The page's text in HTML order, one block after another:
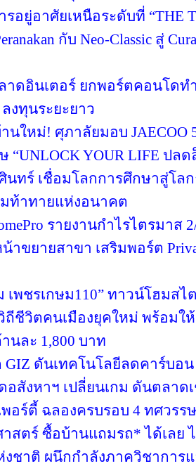
อยู่อาศัยเหนือระดับที่ “THE
กับ Neo-Classic สู่
าดอินเตอร์ ยกพอร์ตคอนโดท
งทุนระยะยาว
านใหม่! ศุภาลัยมอบ
“UNLOCK YOUR LIFE ปล
นทร์ เชื่อมโลกการศึกษาสู่โลก
ท้าทายแห่งอนาคต
รายงานกำไรไตรมาส
าขยายสาขา เสริมพอร์ต
เพชรเกษม110” ทาวน์โฮมส
ถีชีวิตคนเมืองยุคใหม่ พร้อมให้
นละ 1,800 บาท
GIZ ดันเทคโนโลยีลดคาร์บอน
อสังหาฯ เปลี่ยนเกม ดันตลา
อร์ตี้ ฉลองครบรอบ 4 ทศวรร
สตร์ ซื้อบ้านแถมรถ* ได้เลย
งชาติ ผนึกกำลังภาควิชาการ